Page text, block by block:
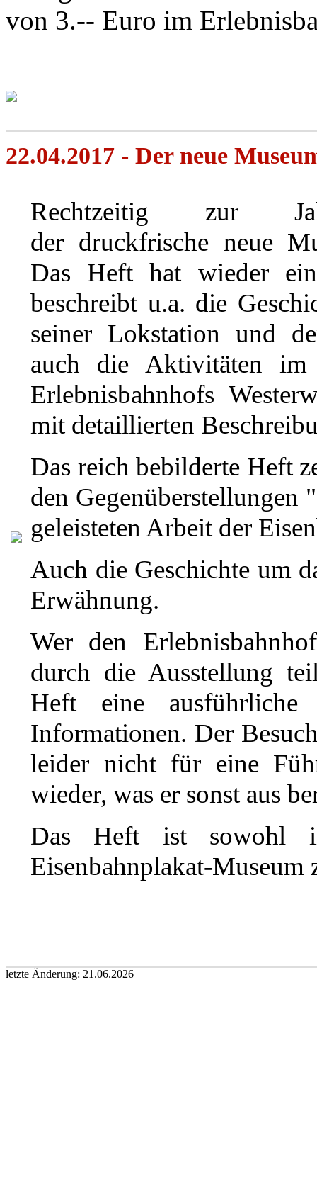
von 3.-- Euro im
22.04.2017 - Der neue
Rechtzeitig zur
der druckfrische neue
Das Heft hat wieder
beschreibt u.a. die
seiner Lokstation und
auch die Aktivitäten
Erlebnisbahnhofs
mit detaillierten
Das reich bebilderte Heft
den
geleisteten Arbeit der
Auch die Geschichte um
Erwähnung.
Wer den
durch die Ausstellung
Heft eine ausführliche
Informationen. Der
leider nicht für eine
wieder, was er sonst aus
Das Heft ist sowohl
Eisenbahnplakat-
letzte Änderung: 21.06.2026